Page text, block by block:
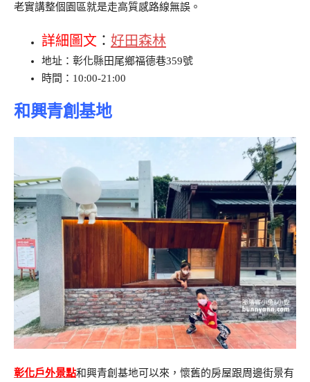
老實講整個園區就是走高質感路線無誤。
詳細圖文 ： 好田森林
地址：彰化縣田尾鄉福德巷359號
時間：10:00-21:00
和興青創基地
彰化戶外景點和興青創基地可以來，懷舊的房屋跟周邊街景有